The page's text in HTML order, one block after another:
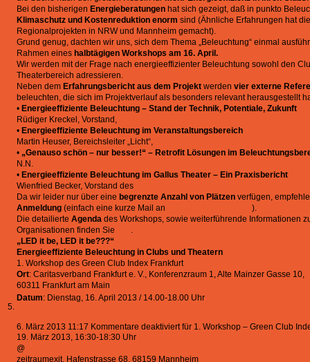
Bei den bisherigen Energieberatungen hat sich gezeigt, daß in punkto
Klimaschutz und Kostenreduktion enorm sind (Ähnliche Erfahrungen hat
Regionalprojekten in NRW und Mannheim gemacht).
Grund genug, dachten wir uns, sich dem Thema „Beleuchtung“ einmal
Rahmen eines halbtägigen Workshops am 16. April.
Wir werden mit der Frage nach energieeffizienter Beleuchtung sowohl den
Theaterbereich adressieren.
Neben dem Erfahrungsbericht aus dem Projekt werden vier externe
beleuchten, die sich im Projektverlauf als besonders relevant herausgestellt
• Energieeffiziente Beleuchtung – Stand der Technik, Potentiale, Zukunft
Rüdiger Kreckel, Vorstand,
• Energieeffiziente Beleuchtung im Veranstaltungsbereich
Martin Heuser, Bereichsleiter „Licht“,
• „Genauso schön – nur besser!“ – Retrofit Lösungen im
N.N.
• Energieeffiziente Beleuchtung im Gallus Theater – Ein Praxisbericht
Wienfried Becker, Vorstand des
Da wir leider nur über eine begrenzte Anzahl von Plätzen verfügen,
Anmeldung (einfach eine kurze Mail an
).
Die detailierte Agenda des Workshops, sowie weiterführende Informationen
Organisationen finden Sie
.
„LED it be, LED it be???“
Energieeffiziente Beleuchtung in Clubs und Theatern
1. Workshop des Green Club Index Frankfurt
Ort: Caritasverband Frankfurt e. V., Konferenzraum 1, Alte Mainzer Gasse 10,
60311 Frankfurt am Main
Datum: Dienstag, 16. April 2013 / 14.00-18.00 Uhr
1. Workshop – Green Club Index Mannheim
6. März 2013 11:17 Kommentare deaktiviertfür 1. Workshop – Green Club
19. März 2013, 16:30-18:30 Uhr
@
zeitraumexit, Hafenstrasse 68, 68159 Mannheim